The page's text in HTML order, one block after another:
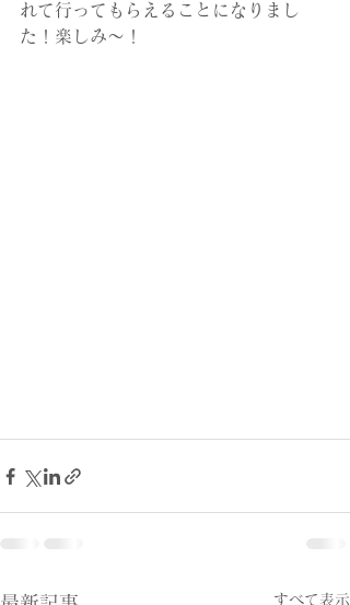
れて行ってもらえることになりまし
た！楽しみ〜！
すべて表示